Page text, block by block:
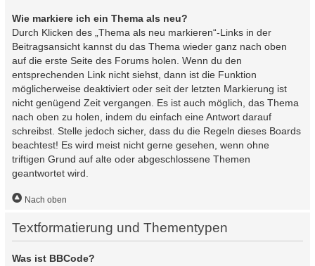
Wie markiere ich ein Thema als neu?
Durch Klicken des „Thema als neu markieren“-Links in der
Beitragsansicht kannst du das Thema wieder ganz nach oben
auf die erste Seite des Forums holen. Wenn du den
entsprechenden Link nicht siehst, dann ist die Funktion
möglicherweise deaktiviert oder seit der letzten Markierung ist
nicht genügend Zeit vergangen. Es ist auch möglich, das Thema
nach oben zu holen, indem du einfach eine Antwort darauf
schreibst. Stelle jedoch sicher, dass du die Regeln dieses Boards
beachtest! Es wird meist nicht gerne gesehen, wenn ohne
triftigen Grund auf alte oder abgeschlossene Themen
geantwortet wird.
Nach oben
Textformatierung und Thementypen
Was ist BBCode?